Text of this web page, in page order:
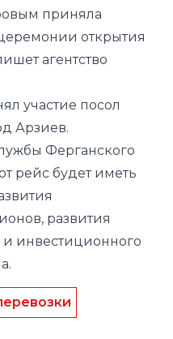
приняла
открытия
агентство
участие посол
Арзиев.
Ферганского
рейс будет иметь
развития
и инвестиционного